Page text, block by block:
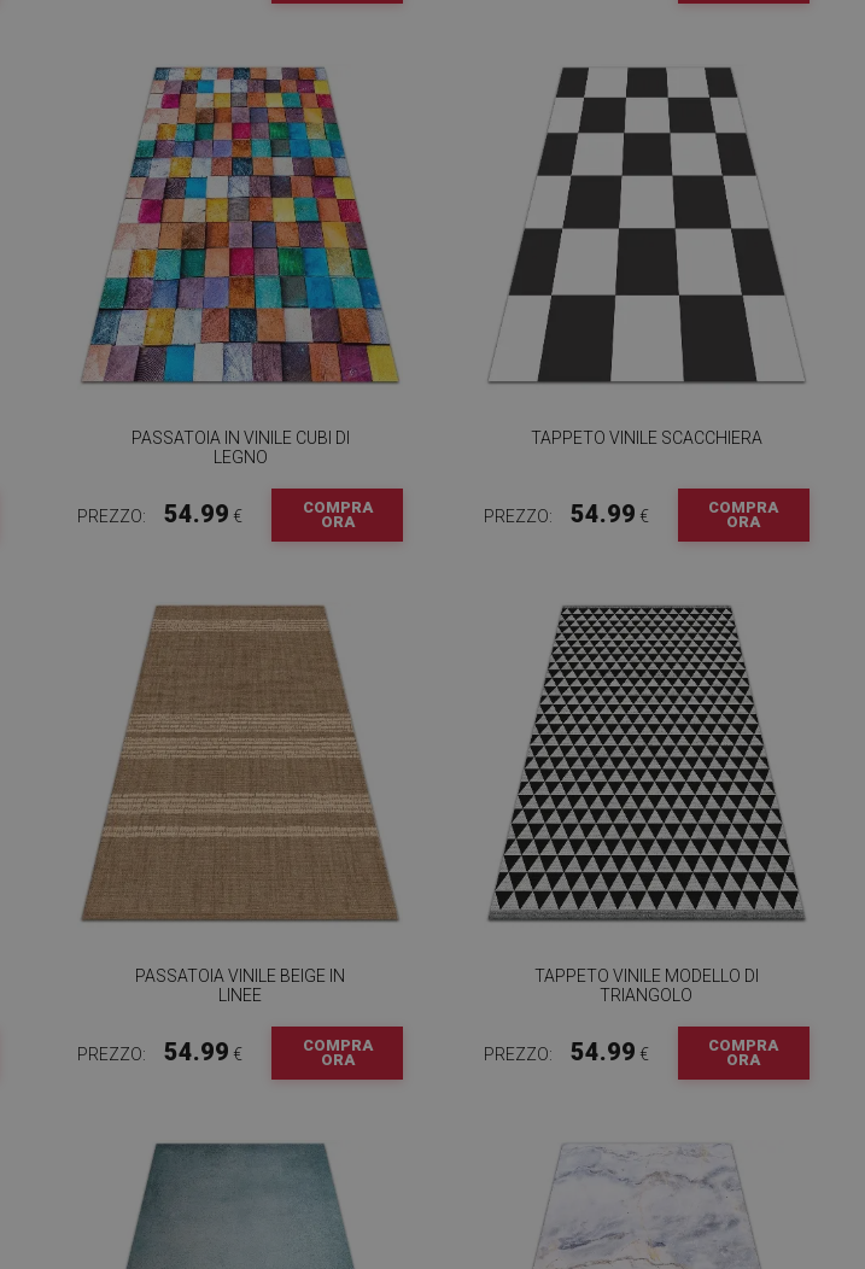
PASSATOIA IN VINILE CUBI DI
LEGNO
PREZZO: 54.99 €
COMPRA
ORA
TAPPETO VINILE SCACCHIERA
PREZZO: 54.99 €
COMPRA
ORA
PASSATOIA VINILE BEIGE IN
LINEE
PREZZO: 54.99 €
COMPRA
ORA
TAPPETO VINILE MODELLO DI
TRIANGOLO
PREZZO: 54.99 €
COMPRA
ORA